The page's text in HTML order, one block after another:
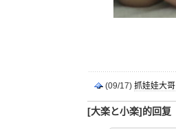
(09/17)抓娃娃大哥
[大楽と小楽]的回复